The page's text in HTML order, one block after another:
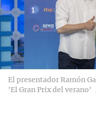
El presentador Ramón
'El Gran Prix del verano'